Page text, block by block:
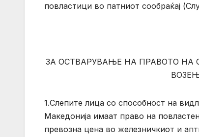
повластици во патниот сообраќај
ЗА ОСТВАРУВАЊЕ НА ПРАВОТО
1.Слепите лица со способност на
Македонија имаат право на
превозна цена во железничкиот и